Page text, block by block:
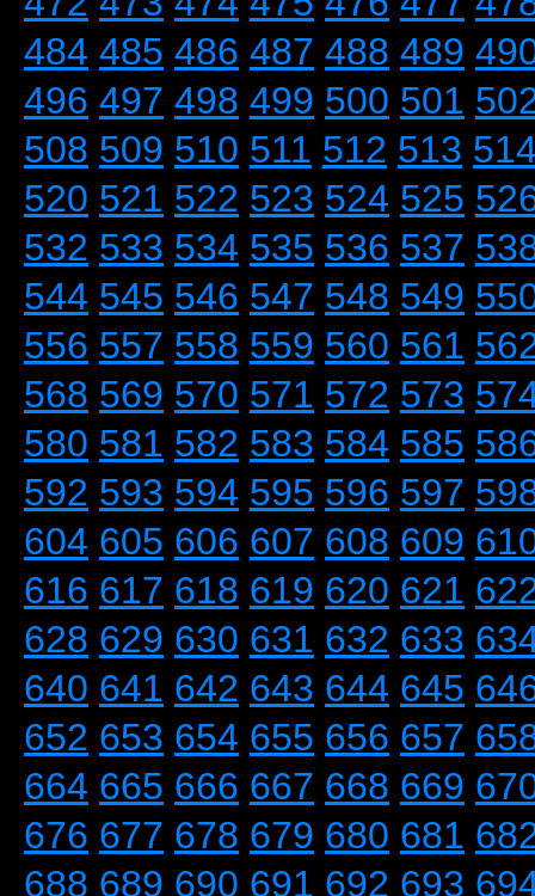
484 485 486 487 488 489
496 497 498 499 500 501
508 509 510 511 512 513
520 521 522 523 524 525
532 533 534 535 536 537
544 545 546 547 548 549
556 557 558 559 560 561
568 569 570 571 572 573
580 581 582 583 584 585
592 593 594 595 596 597
604 605 606 607 608 609
616 617 618 619 620 621
628 629 630 631 632 633
640 641 642 643 644 645
652 653 654 655 656 657
664 665 666 667 668 669
676 677 678 679 680 681
688 689 690 691 692 693